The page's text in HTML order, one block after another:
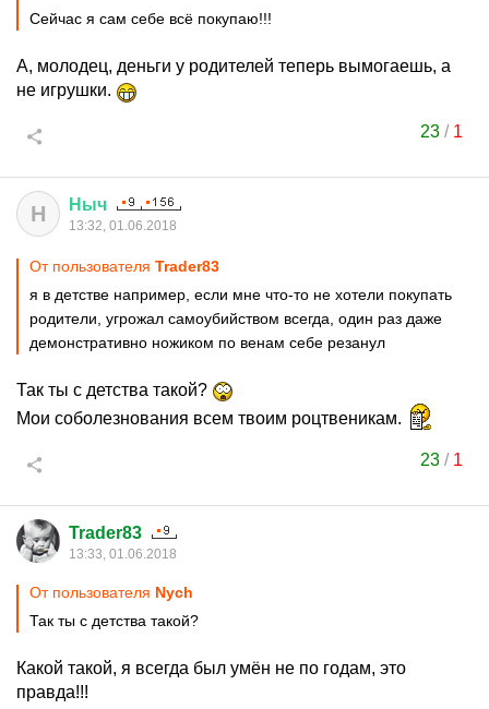
Сейчас я сам себе всё покупаю!!!
А, молодец, деньги у родителей теперь вымогаешь, а
не игрушки.
23 / 1
Н Ныч
13:32, 01.06.2018
От пользователя Trader83
я в детстве например, если мне что-то не хотели покупать
родители, угрожал самоубийством всегда, один раз даже
демонстративно ножиком по венам себе резанул
Так ты с детства такой?
Мои соболезнования всем твоим роцтвеникам.
23 / 1
Trader83
13:33, 01.06.2018
От пользователя Nych
Так ты с детства такой?
Какой такой, я всегда был умён не по годам, это
правда!!!